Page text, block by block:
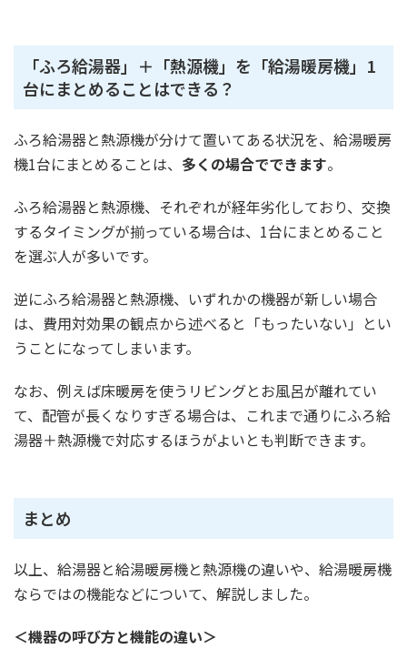
「ふろ給湯器」＋「熱源機」を「給湯暖房機」1
台にまとめることはできる？
ふろ給湯器と熱源機が分けて置いてある状況を、給湯暖房
機1台にまとめることは、 多くの場合でできます。
ふろ給湯器と熱源機、それぞれが経年劣化しており、交換
するタイミングが揃っている場合は、1台にまとめること
を選ぶ人が多いです。
逆にふろ給湯器と熱源機、いずれかの機器が新しい場合
は、費用対効果の観点から述べると「もったいない」とい
うことになってしまいます。
なお、例えば床暖房を使うリビングとお風呂が離れてい
て、配管が長くなりすぎる場合は、これまで通りにふろ給
湯器＋熱源機で対応するほうがよいとも判断できます。
まとめ
以上、給湯器と給湯暖房機と熱源機の違いや、給湯暖房機
ならではの機能などについて、解説しました。
＜機器の呼び方と機能の違い＞